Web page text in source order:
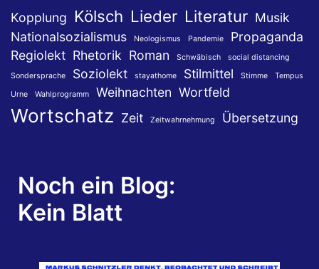
Kopplung Kölsch Lieder Literatur Musik
Nationalsozialismus
Neologismus Pandemie
Propaganda
Regiolekt Rhetorik Roman Schwäbisch
social distancing
Sondersprache
Soziolekt stayathome Stilmittel Stimme
Tempus
Urne
Wahlprogramm Weihnachten Wortfeld
Wortschatz Zeit Zeitwahrnehmung Übersetzung
Noch ein Blog:
Kein Blatt